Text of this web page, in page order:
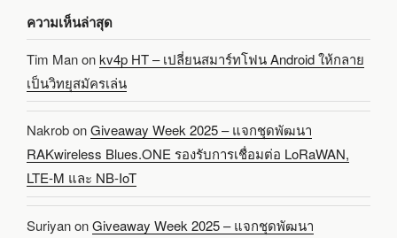
ความเห็นล่าสุด
Tim Manonkv4p HT – เปลี่ยนสมาร์ทโฟน Android ให้กลาย
เป็นวิทยุสมัครเล่น
NakrobonGiveaway Week 2025 – แจกชุดพัฒนา
RAKwireless Blues.ONE รองรับการเชื่อมต่อ LoRaWAN,
LTE-M และ NB-IoT
SuriyanonGiveaway Week 2025 – แจกชุดพัฒนา